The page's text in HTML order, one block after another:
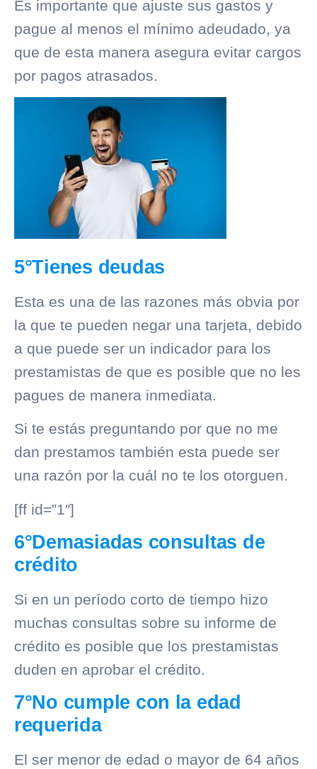
Es importante que ajuste sus gastos y
pague al menos el mínimo adeudado, ya
que de esta manera asegura evitar cargos
por pagos atrasados.
5°Tienes deudas
Esta es una de las razones más obvia por
la que te pueden negar una tarjeta, debido
a que puede ser un indicador para los
prestamistas de que es posible que no les
pagues de manera inmediata.
Si te estás preguntando por que no me
dan prestamos también esta puede ser
una razón por la cuál no te los otorguen.
[ff id=”1″]
6°Demasiadas consultas de
crédito
Si en un período corto de tiempo hizo
muchas consultas sobre su informe de
crédito es posible que los prestamistas
duden en aprobar el crédito.
7°No cumple con la edad
requerida
El ser menor de edad o mayor de 64 años